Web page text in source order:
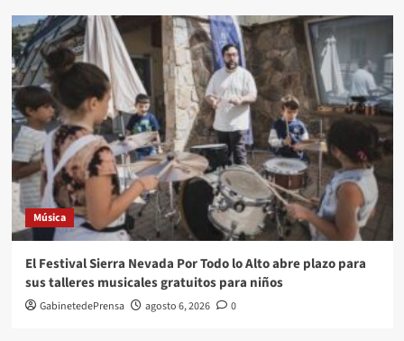
Música
El Festival Sierra Nevada Por Todo lo Alto abre plazo para
sus talleres musicales gratuitos para niños
GabinetedePrensa agosto 6, 2026 0